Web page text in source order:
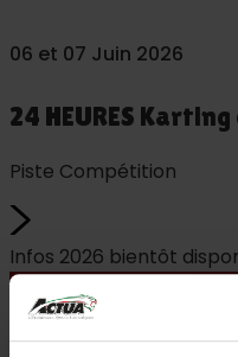
06 et 07 Juin 2026
24 HEURES Karting
Piste Compétition
Infos 2026 bientôt